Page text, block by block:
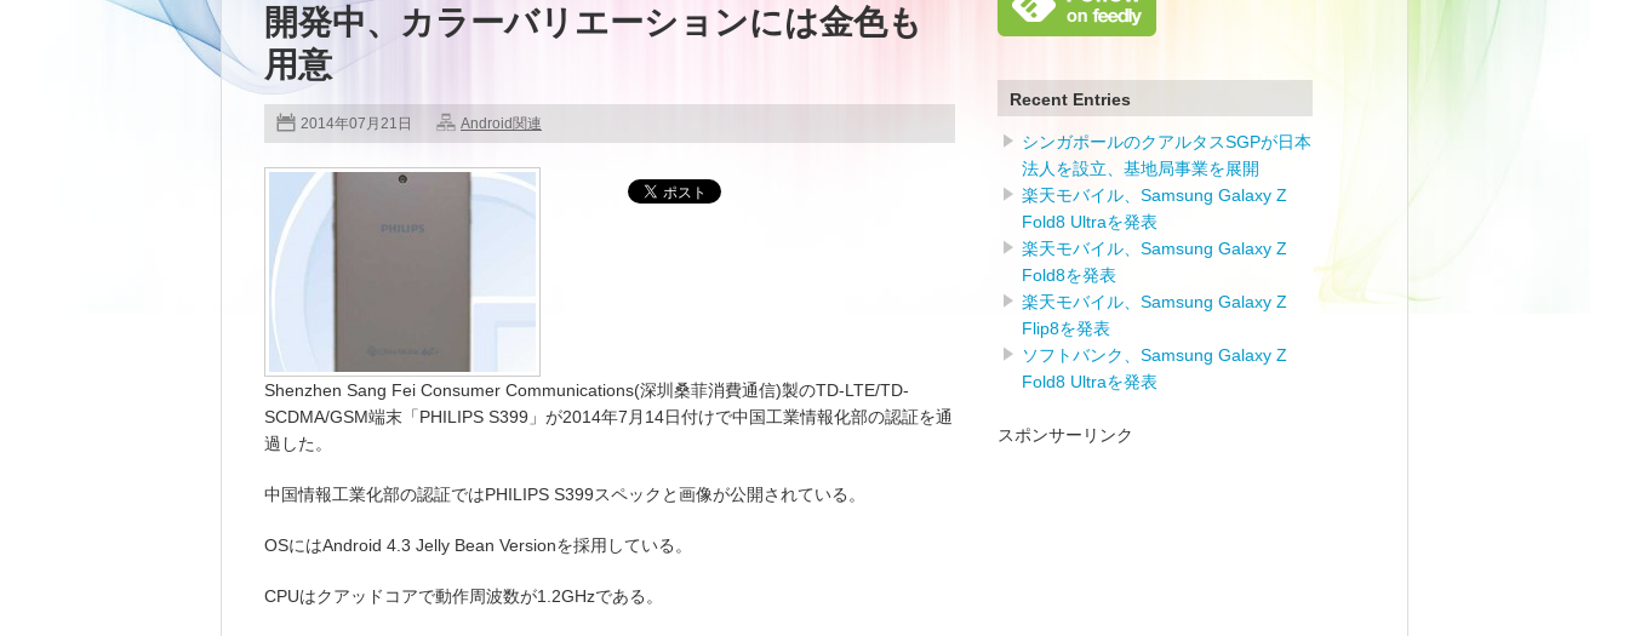
開発中、カラーバリエーションには金色も
用意
2014年07月21日 Android関連
Shenzhen Sang Fei Consumer Communications(深圳桑菲消費通信)製のTD-LTE/TD-
SCDMA/GSM端末「PHILIPS S399」が2014年7月14日付けで中国工業情報化部の認証を通
過した。
中国情報工業化部の認証ではPHILIPS S399スペックと画像が公開されている。
OSにはAndroid 4.3 Jelly Bean Versionを採用している。
CPUはクアッドコアで動作周波数が1.2GHzである。
Recent Entries
シンガポールのクアルタスSGPが日本
法人を設立、基地局事業を展開
楽天モバイル、Samsung Galaxy Z
Fold8 Ultraを発表
楽天モバイル、Samsung Galaxy Z
Fold8を発表
楽天モバイル、Samsung Galaxy Z
Flip8を発表
ソフトバンク、Samsung Galaxy Z
Fold8 Ultraを発表
スポンサーリンク